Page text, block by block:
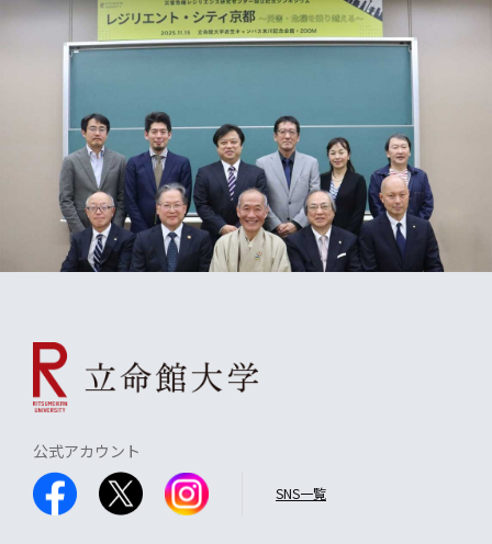
公式アカウント
SNS一覧